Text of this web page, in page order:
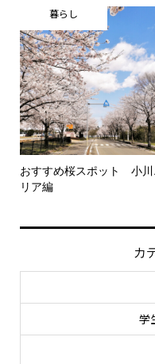
暮らし
おすすめ桜スポット 小川
リア編
カ
学